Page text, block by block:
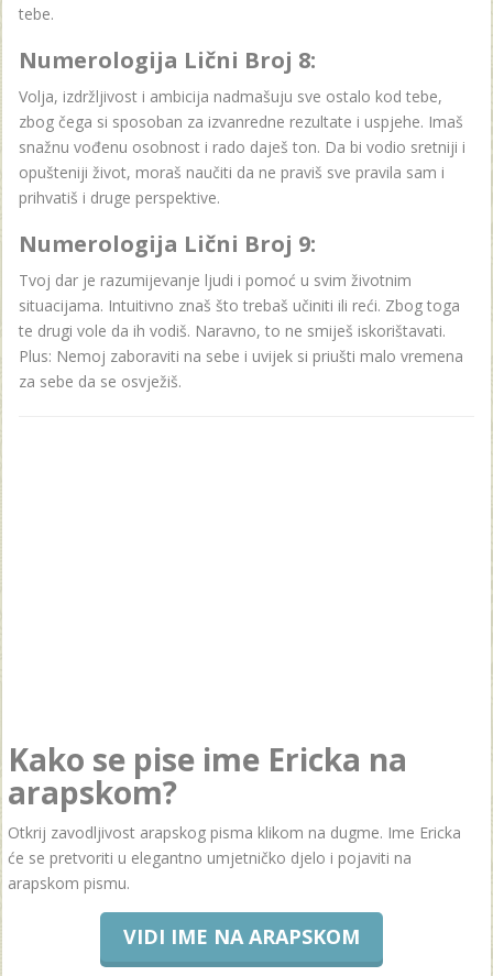
tebe.
Numerologija Lični Broj 8:
Volja, izdržljivost i ambicija nadmašuju sve ostalo kod tebe,
zbog čega si sposoban za izvanredne rezultate i uspjehe. Imaš
snažnu vođenu osobnost i rado daješ ton. Da bi vodio sretniji i
opušteniji život, moraš naučiti da ne praviš sve pravila sam i
prihvatiš i druge perspektive.
Numerologija Lični Broj 9:
Tvoj dar je razumijevanje ljudi i pomoć u svim životnim
situacijama. Intuitivno znaš što trebaš učiniti ili reći. Zbog toga
te drugi vole da ih vodiš. Naravno, to ne smiješ iskorištavati.
Plus: Nemoj zaboraviti na sebe i uvijek si priušti malo vremena
za sebe da se osvježiš.
Kako se pise ime Ericka na
arapskom?
Otkrij zavodljivost arapskog pisma klikom na dugme. Ime Ericka
će se pretvoriti u elegantno umjetničko djelo i pojaviti na
arapskom pismu.
VIDI IME NA ARAPSKOM